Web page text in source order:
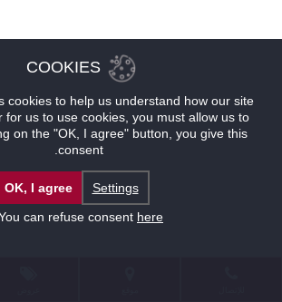
COOKIES
cookies to help us understand how our site
for us to use cookies, you must allow us to
on the "OK, I agree" button, you give this
consent.
Settings
OK, I agree
can refuse consent here